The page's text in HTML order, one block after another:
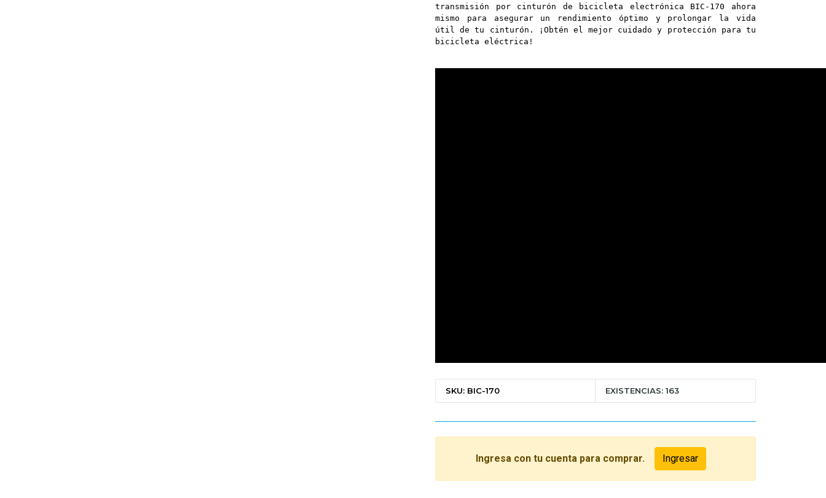
transmisión por cinturón de bicicleta electrónica BIC-170 ahora
mismo para asegurar un rendimiento óptimo y prolongar la vida
útil de tu cinturón. ¡Obtén el mejor cuidado y protección para tu
bicicleta eléctrica!
SKU: BIC-170 EXISTENCIAS: 163
Ingresa con tu cuenta para comprar. Ingresar